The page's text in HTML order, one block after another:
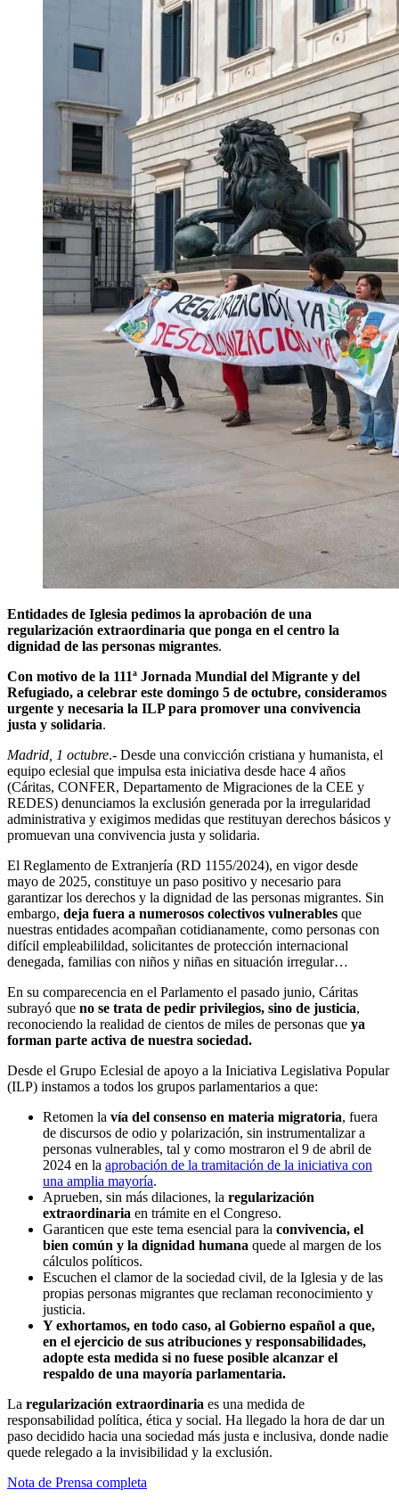
Entidades de Iglesia pedimos la aprobación de una
regularización extraordinaria que ponga en el centro la
dignidad de las personas migrantes.
Con motivo de la 111ª Jornada Mundial del Migrante y del
Refugiado, a celebrar este domingo 5 de octubre, consideramos
urgente y necesaria la ILP para promover una convivencia
justa y solidaria.
Madrid, 1 octubre.- Desde una convicción cristiana y humanista, el
equipo eclesial que impulsa esta iniciativa desde hace 4 años
(Cáritas, CONFER, Departamento de Migraciones de la CEE y
REDES) denunciamos la exclusión generada por la irregularidad
administrativa y exigimos medidas que restituyan derechos básicos y
promuevan una convivencia justa y solidaria.
El Reglamento de Extranjería (RD 1155/2024), en vigor desde
mayo de 2025, constituye un paso positivo y necesario para
garantizar los derechos y la dignidad de las personas migrantes. Sin
embargo, deja fuera a numerosos colectivos vulnerables que
nuestras entidades acompañan cotidianamente, como personas con
difícil empleabilildad, solicitantes de protección internacional
denegada, familias con niños y niñas en situación irregular…
En su comparecencia en el Parlamento el pasado junio, Cáritas
subrayó que no se trata de pedir privilegios, sino de justicia,
reconociendo la realidad de cientos de miles de personas que ya
forman parte activa de nuestra sociedad.
Desde el Grupo Eclesial de apoyo a la Iniciativa Legislativa Popular
(ILP) instamos a todos los grupos parlamentarios a que:
Retomen la vía del consenso en materia migratoria, fuera
de discursos de odio y polarización, sin instrumentalizar a
personas vulnerables, tal y como mostraron el 9 de abril de
2024 en la aprobación de la tramitación de la iniciativa con
una amplia mayoría.
Aprueben, sin más dilaciones, la regularización
extraordinaria en trámite en el Congreso.
Garanticen que este tema esencial para la convivencia, el
bien común y la dignidad humana quede al margen de los
cálculos políticos.
Escuchen el clamor de la sociedad civil, de la Iglesia y de las
propias personas migrantes que reclaman reconocimiento y
justicia.
Y exhortamos, en todo caso, al Gobierno español a que,
en el ejercicio de sus atribuciones y responsabilidades,
adopte esta medida si no fuese posible alcanzar el
respaldo de una mayoría parlamentaria.
La regularización extraordinaria es una medida de
responsabilidad política, ética y social. Ha llegado la hora de dar un
paso decidido hacia una sociedad más justa e inclusiva, donde nadie
quede relegado a la invisibilidad y la exclusión.
Nota de Prensa completa